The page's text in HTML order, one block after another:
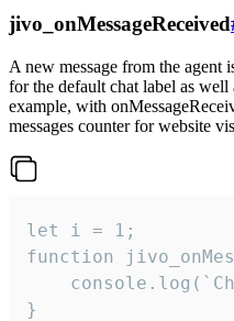
jivo_onMessageReceived
A new message from the agent
for the default chat label as
example, with
messages counter for website
let i = 1;
function
}